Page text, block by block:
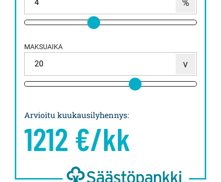
MAKSUAIKA
Arvioitu kuukausilyhennys:
1212 €/kk